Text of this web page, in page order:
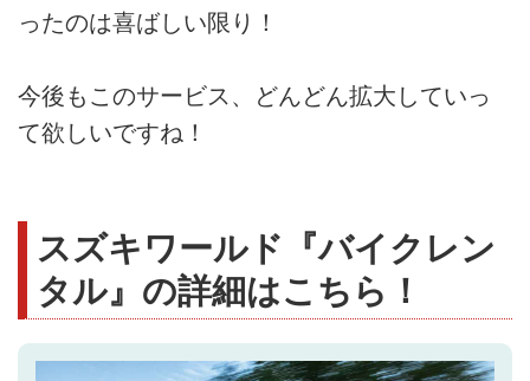
ったのは喜ばしい限り！
今後もこのサービス、どんどん拡大していっ
て欲しいですね！
スズキワールド『バイクレン
タル』の詳細はこちら！